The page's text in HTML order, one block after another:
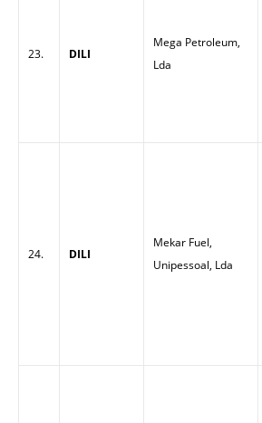
23. DILI
Mega Petroleum,
Lda
24. DILI
Mekar Fuel,
Unipessoal, Lda